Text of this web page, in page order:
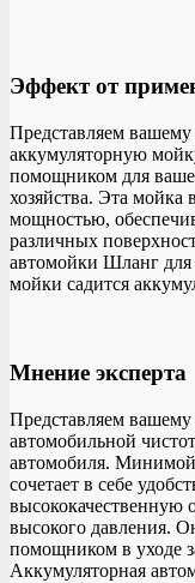
Эффект от
Представляем
аккумуляторную
помощником для
хозяйства. Эта мойка
мощностью,
различных
автомойки Шланг для
мойки садится
Мнение эксперта
Представляем
автомобильной
автомобиля.
сочетает в себе
высококачественную
высокого давления.
помощником в уходе
Аккумуляторная